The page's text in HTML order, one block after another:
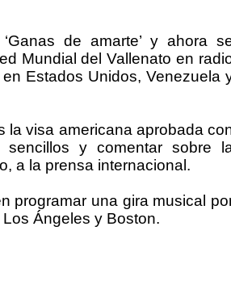
de amarte’ y ahora
Mundial del Vallenato en
Estados Unidos, Venezuela
la visa americana aprobada
y comentar sobre
a la prensa internacional.
programar una gira musical
Ángeles y Boston.